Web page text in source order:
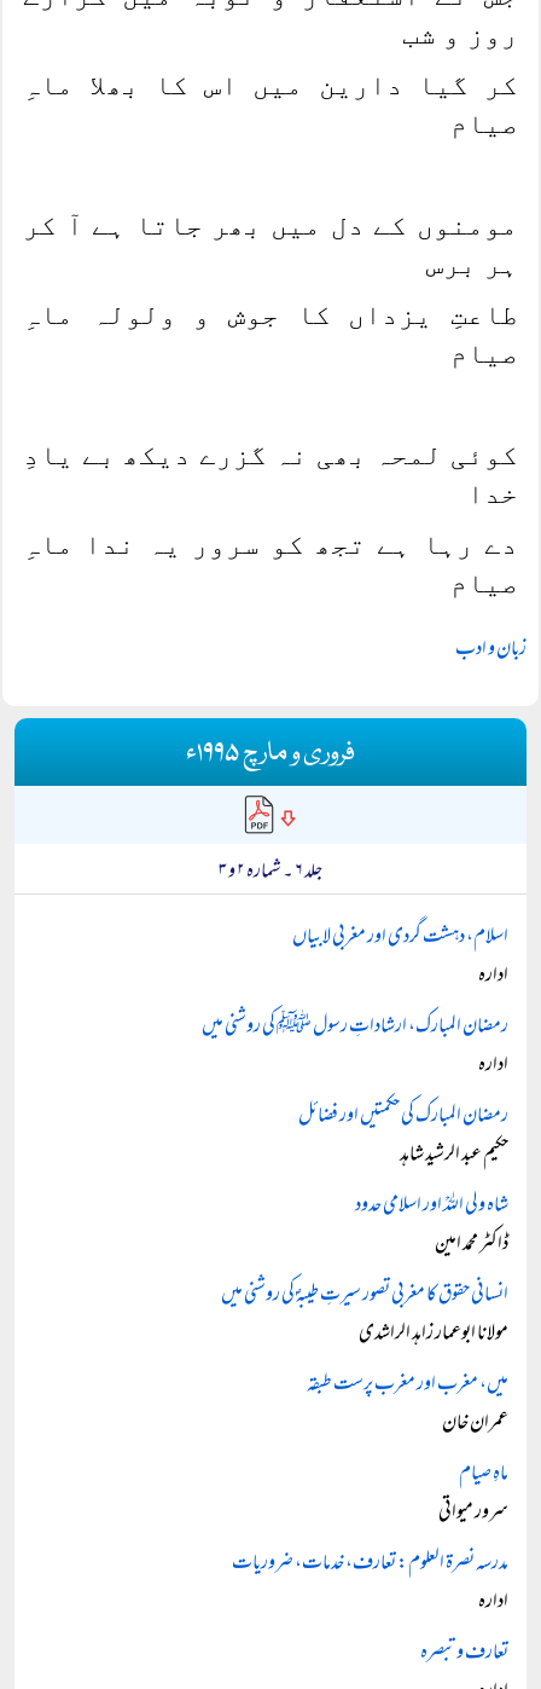
روز و شب
کر گیا دارین میں اس کا بھلا ماہِ
صیام
مومنوں کے دل میں بھر جاتا ہے آ کر
ہر برس
طاعتِ یزداں کا جوش و ولولہ ماہِ
صیام
کوئی لمحہ بھی نہ گزرے دیکھ بے یادِ
خدا
دے رہا ہے تجھ کو سرور یہ ندا ماہِ
صیام
زبان و ادب
فروری و مارچ ۱۹۹۵ء
جلد ۶ ۔ شمارہ ۲ و ۳
اسلام، دہشت گردی اور مغربی لابیاں
ادارہ
رمضان المبارک، ارشاداتِ رسول ﷺ کی روشنی میں
ادارہ
رمضان المبارک کی حکمتیں اور فضائل
حکیم عبد الرشید شاہد
شاہ ولی اللہؒ اور اسلامی حدود
ڈاکٹر محمد امین
انسانی حقوق کا مغربی تصور سیرتِ طیبہؐ کی روشنی میں
مولانا ابوعمار زاہد الراشدی
میں، مغرب اور مغرب پرست طبقہ
عمران خان
ماہِ صیام
سرور میواتی
مدرسہ نصرۃ العلوم: تعارف، خدمات، ضروریات
ادارہ
تعارف و تبصرہ